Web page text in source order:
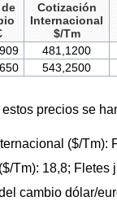
Cotización
Internacional
$/Tm
481,1200
543,2500
estos precios se
($/Tm):
Tm): 18,8; Fletes
cambio dólar/